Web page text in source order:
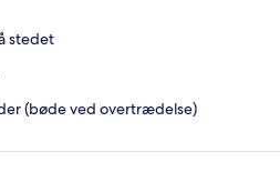
stedet
(bøde ved overtrædelse)